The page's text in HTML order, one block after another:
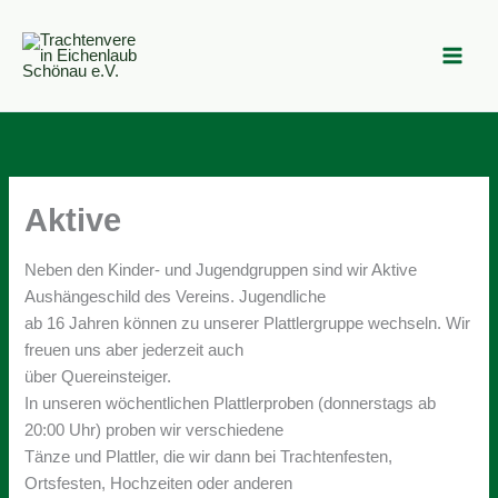
Inhalt
springen
Aktive
Neben den Kinder- und Jugendgruppen sind wir Aktive
Aushängeschild des Vereins. Jugendliche
ab 16 Jahren können zu unserer Plattlergruppe wechseln. Wir
freuen uns aber jederzeit auch
über Quereinsteiger.
In unseren wöchentlichen Plattlerproben (donnerstags ab
20:00 Uhr) proben wir verschiedene
Tänze und Plattler, die wir dann bei Trachtenfesten,
Ortsfesten, Hochzeiten oder anderen